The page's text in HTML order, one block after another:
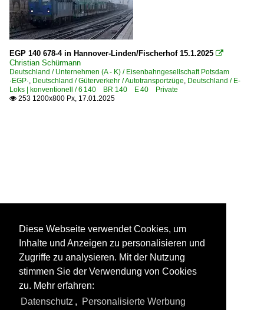
EGP 140 678-4 in Hannover-Linden/Fischerhof 15.1.2025 
Christian Schürmann
Deutschland / Unternehmen (A - K) / Eisenbahngesellschaft Potsdam
·EGP·, Deutschland / Güterverkehr / Autotransportzüge, Deutschland / E-
Loks | konventionell / 6 140 BR 140 E 40 Private
 253 1200x800 Px, 17.01.2025
Diese Webseite verwendet Cookies, um
Inhalte und Anzeigen zu personalisieren und
Zugriffe zu analysieren. Mit der Nutzung
stimmen Sie der Verwendung von Cookies
zu. Mehr erfahren:
Datenschutz , Personalisierte Werbung